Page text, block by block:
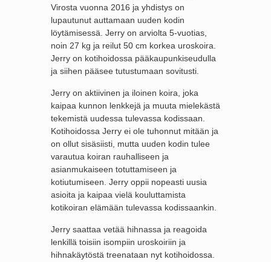
Virosta vuonna 2016 ja yhdistys on
lupautunut auttamaan uuden kodin
löytämisessä. Jerry on arviolta 5-vuotias,
noin 27 kg ja reilut 50 cm korkea uroskoira.
Jerry on kotihoidossa pääkaupunkiseudulla
ja siihen pääsee tutustumaan sovitusti.
Jerry on aktiivinen ja iloinen koira, joka
kaipaa kunnon lenkkejä ja muuta mielekästä
tekemistä uudessa tulevassa kodissaan.
Kotihoidossa Jerry ei ole tuhonnut mitään ja
on ollut sisäsiisti, mutta uuden kodin tulee
varautua koiran rauhalliseen ja
asianmukaiseen totuttamiseen ja
kotiutumiseen. Jerry oppii nopeasti uusia
asioita ja kaipaa vielä kouluttamista
kotikoiran elämään tulevassa kodissaankin.
Jerry saattaa vetää hihnassa ja reagoida
lenkillä toisiin isompiin uroskoiriin ja
hihnakäytöstä treenataan nyt kotihoidossa.